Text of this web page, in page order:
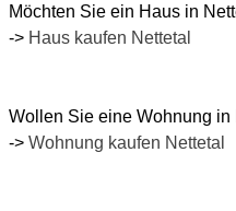
Möchten Sie ein Haus in
-> Haus kaufen Nettetal
Wollen Sie eine Wohnung in
-> Wohnung kaufen Nettetal